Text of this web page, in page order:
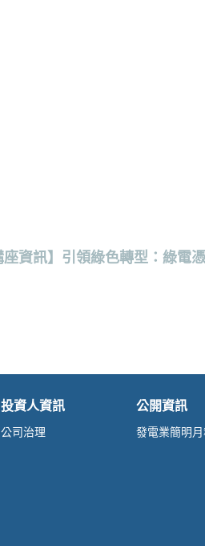
座資訊】引領綠色轉型：綠電
投資人資訊
公司治理
公開資訊
發電業簡明月